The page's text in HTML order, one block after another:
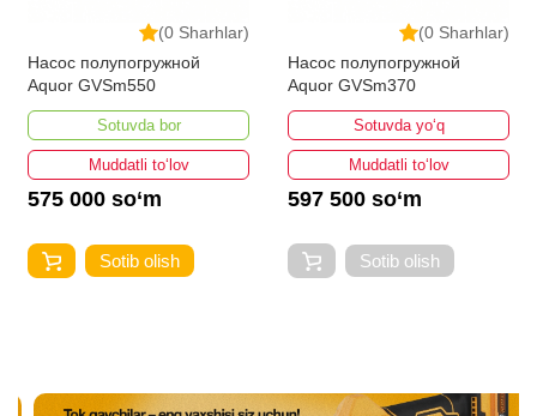
(0 Sharhlar)
Насос полупогружной
Aquor GVSm550
Sotuvda bor
Muddatli to‘lov
575 000 so‘m
Sotib olish
(0 Sharhlar)
Насос полупогружной
Aquor GVSm370
Sotuvda yo‘q
Muddatli to‘lov
597 500 so‘m
Sotib olish